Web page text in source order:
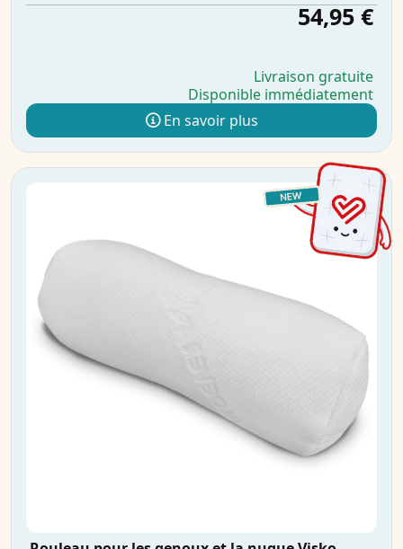
54,95 €
Livraison gratuite
Disponible immédiatement
En savoir plus